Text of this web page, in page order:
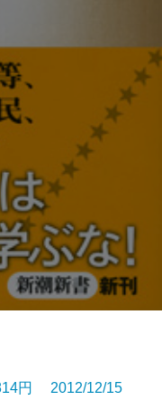
円 2012/12/15